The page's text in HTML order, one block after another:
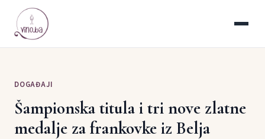
DOGAĐAJI
Šampionska titula i tri nove zlatne
medalje za frankovke iz Belja